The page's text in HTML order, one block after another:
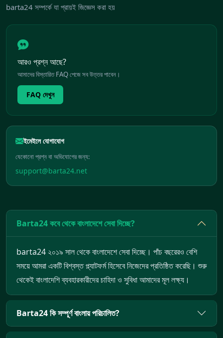
barta24 সম্পর্কে যা প্রায়ই জিজ্ঞেস করা হয়
আরও প্রশ্ন আছে?
আমাদের বিস্তারিত FAQ পেজে সব উত্তর পাবেন।
FAQ দেখুন
ইমেইলে যোগাযোগ
যেকোনো প্রশ্ন বা অভিযোগের জন্য:
support@barta24.net
Barta24 কবে থেকে বাংলাদেশে সেবা দিচ্ছে?
barta24 ২০১৯ সাল থেকে বাংলাদেশে সেবা দিচ্ছে। পাঁচ বছরেরও বেশি
সময়ে আমরা একটি বিশ্বস্ত প্ল্যাটফর্ম হিসেবে নিজেদের প্রতিষ্ঠিত করেছি। শুরু
থেকেই বাংলাদেশি ব্যবহারকারীদের চাহিদা ও সুবিধা আমাদের মূল লক্ষ্য।
Barta24 কি সম্পূর্ণ বাংলায় পরিচালিত?